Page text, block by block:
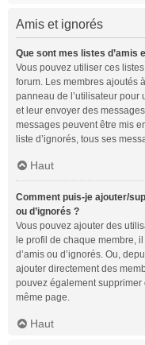
Amis et ignorés
Que sont mes listes d’amis
Vous pouvez utiliser ces
forum. Les membres ajoutés
panneau de l’utilisateur pour
et leur envoyer des
messages peuvent être mis
liste d’ignorés, tous ses
Haut
Comment puis-je ajouter/
ou d’ignorés ?
Vous pouvez ajouter des
le profil de chaque membre,
d’amis ou d’ignorés. Ou,
ajouter directement des
pouvez également
même page.
Haut